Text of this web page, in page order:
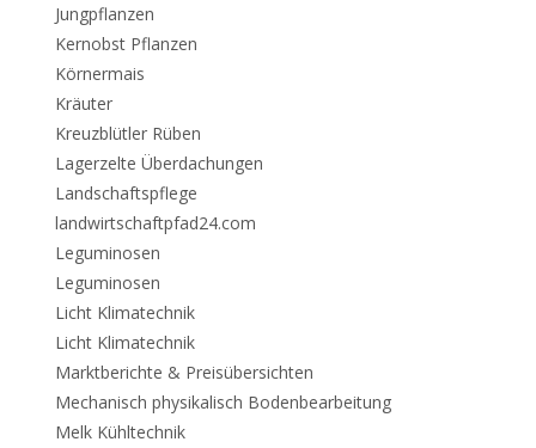
Jungpflanzen
Kernobst Pflanzen
Körnermais
Kräuter
Kreuzblütler Rüben
Lagerzelte Überdachungen
Landschaftspflege
landwirtschaftpfad24.com
Leguminosen
Leguminosen
Licht Klimatechnik
Licht Klimatechnik
Marktberichte & Preisübersichten
Mechanisch physikalisch Bodenbearbeitung
Melk Kühltechnik